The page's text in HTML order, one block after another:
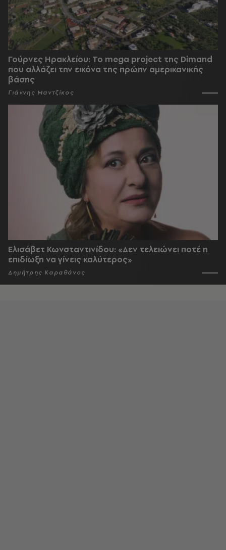
Γούρνες Ηρακλείου: To mega project της Dimand
που αλλάζει την εικόνα της πρώην αμερικανικής
βάσης
Γιάννης Μαντζίκος
Ελισάβετ Κωνσταντινίδου: «Δεν τελειώνει ποτέ η
επιδίωξη να γίνεις καλύτερος»
Δημήτρης Καραθάνος